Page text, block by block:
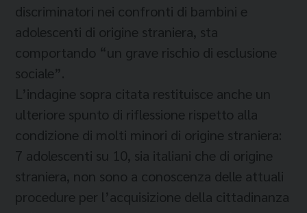
discriminatori nei confronti di bambini e
adolescenti di origine straniera, sta
comportando “un grave rischio di esclusione
sociale”.
L’indagine sopra citata restituisce anche un
ulteriore spunto di riflessione rispetto alla
condizione di molti minori di origine straniera:
7 adolescenti su 10, sia italiani che di origine
straniera, non sono a conoscenza delle attuali
procedure per l’acquisizione della cittadinanza